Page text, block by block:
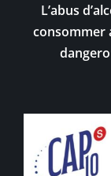
L’abus
consommer